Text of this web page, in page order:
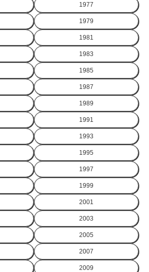
1977
1979
1981
1983
1985
1987
1989
1991
1993
1995
1997
1999
2001
2003
2005
2007
2009